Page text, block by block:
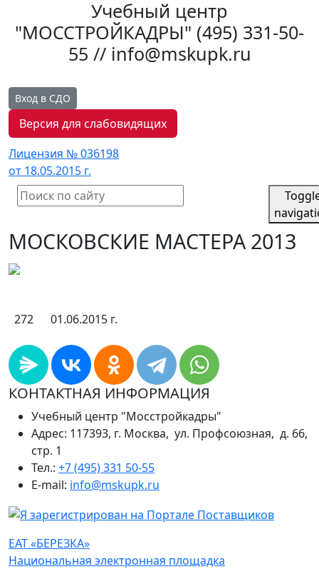
Учебный центр
"МОССТРОЙКАДРЫ" (495) 331-50-
55 // info@mskupk.ru
Вход в СДО
Версия для слабовидящих
Лицензия № 036198
от 18.05.2015 г.
МОСКОВСКИЕ МАСТЕРА 2013
272 01.06.2015 г.
КОНТАКТНАЯ ИНФОРМАЦИЯ
Учебный центр "Мосстройкадры"
Адрес: 117393, г. Москва, ул. Профсоюзная, д. 66,
стр. 1
Тел.: +7 (495) 331 50-55
E-mail: info@mskupk.ru
ЕАТ «БЕРЕЗКА»
Национальная электронная площадка